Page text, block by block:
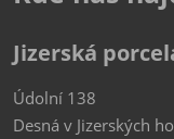
Jizerská
Údolní 138
Desná v Jizerských